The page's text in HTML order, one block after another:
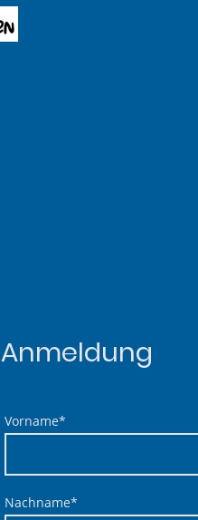
Anmeldung
Vorname*
Nachname*